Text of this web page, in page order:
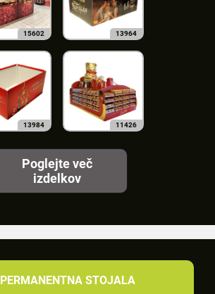
15602 13964
13984 11426
Poglejte več
izdelkov
PERMANENTNA STOJALA